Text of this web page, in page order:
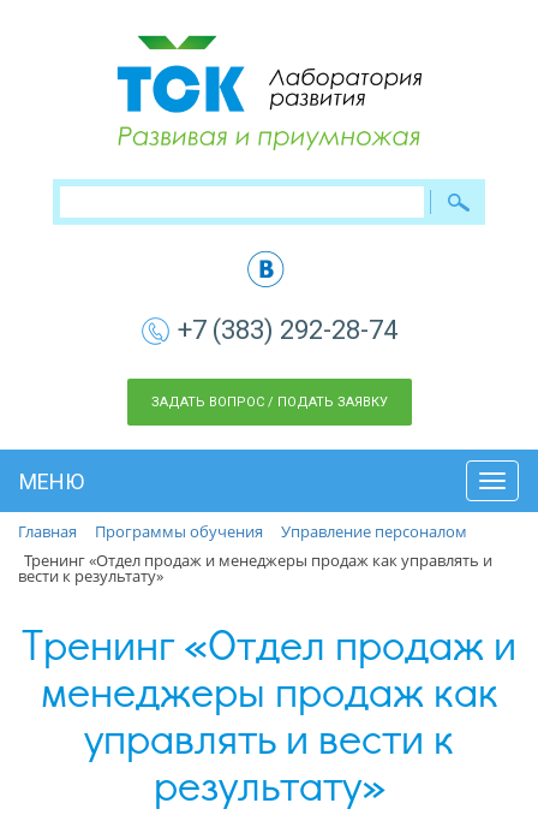
+7 (383) 292-28-74
ЗАДАТЬ ВОПРОС / ПОДАТЬ ЗАЯВКУ
МЕНЮ
Главная
Программы обучения
Управление персоналом
Тренинг «Отдел продаж и менеджеры продаж как управлять и
вести к результату»
Тренинг «Отдел продаж и
менеджеры продаж как
управлять и вести к
результату»